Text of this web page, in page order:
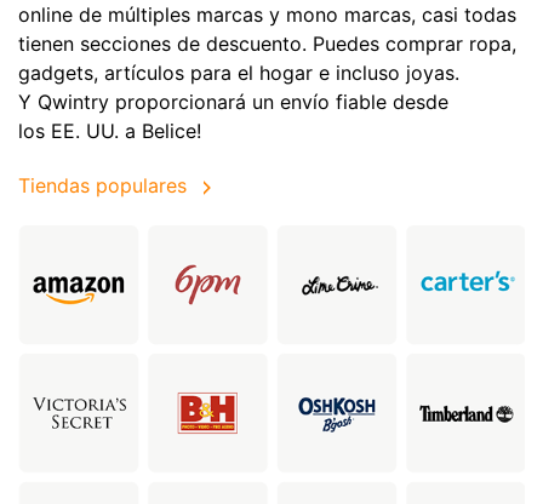
online de múltiples marcas y mono marcas, casi todas
tienen secciones de descuento. Puedes comprar ropa,
gadgets, artículos para el hogar e incluso joyas.
Y Qwintry proporcionará un envío fiable desde
los EE. UU. a Belice!
Tiendas populares